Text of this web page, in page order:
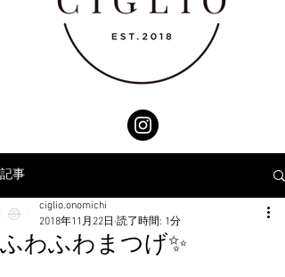
記事
ふわふわまつげ✨
ciglio.onomichi
2018年11月22日 読了時間: 1分